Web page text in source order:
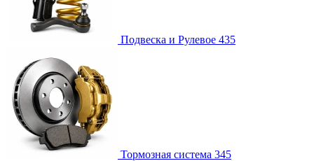
Подвеска и Рулевое 435
Тормозная система 345